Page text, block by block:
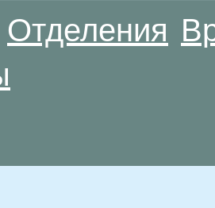
Отделения